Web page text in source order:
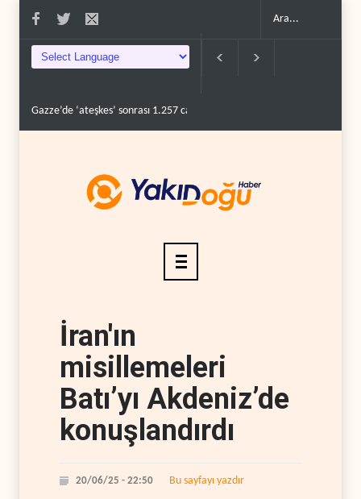
Gazze’de ‘ateşkes’ sonrası 1.257 can kaybı..
İran'ın
misillemeleri
Batı’yı Akdeniz’de
konuşlandırdı
20/06/25 - 22:50 Bu sayfayı yazdır